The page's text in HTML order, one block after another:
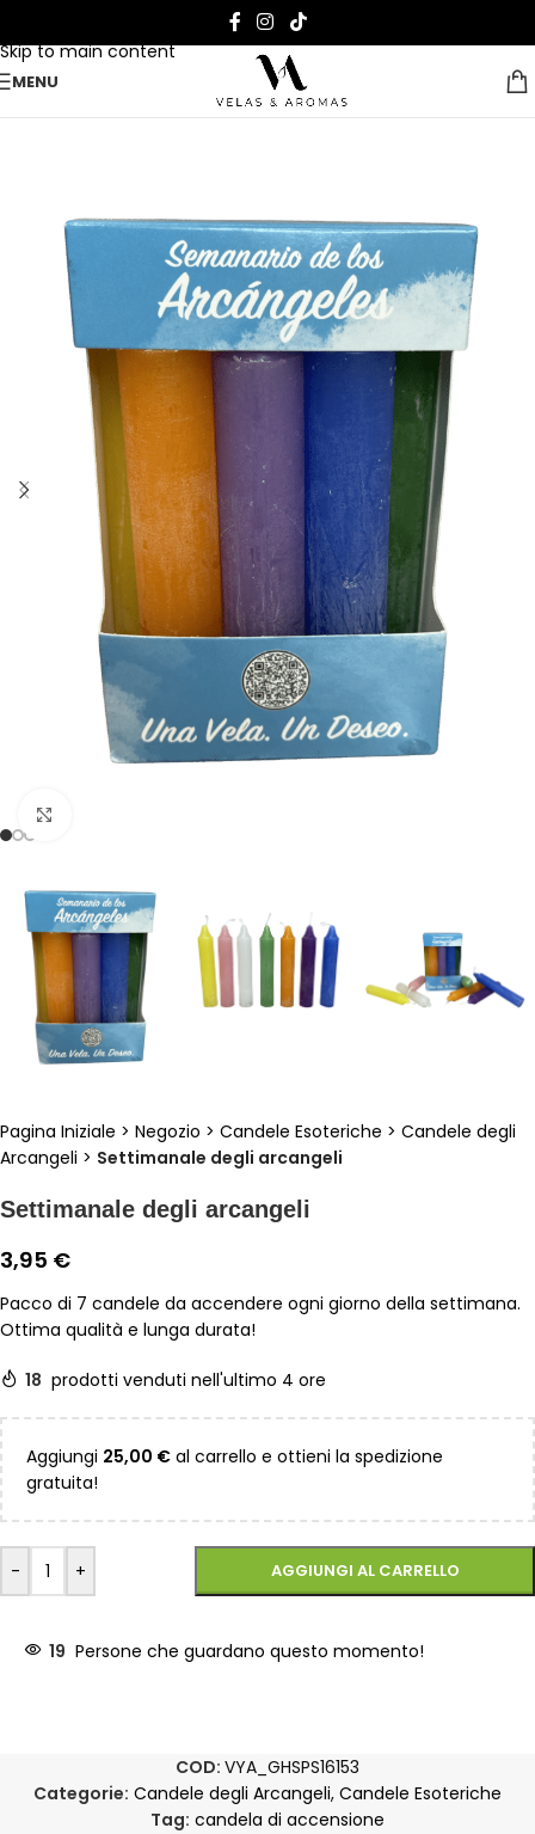
Skip to main content
MENU
Pagina Iniziale > Negozio > Candele Esoteriche > Candele degli
Arcangeli > Settimanale degli arcangeli
Settimanale degli arcangeli
3,95 €
Pacco di 7 candele da accendere ogni giorno della settimana.
Ottima qualità e lunga durata!
18 prodotti venduti nell'ultimo 4 ore
Aggiungi 25,00 € al carrello e ottieni la spedizione
gratuita!
- + AGGIUNGI AL CARRELLO
19 Persone che guardano questo momento!
COD: VYA_GHSPS16153
Categorie: Candele degli Arcangeli, Candele Esoteriche
Tag: candela di accensione